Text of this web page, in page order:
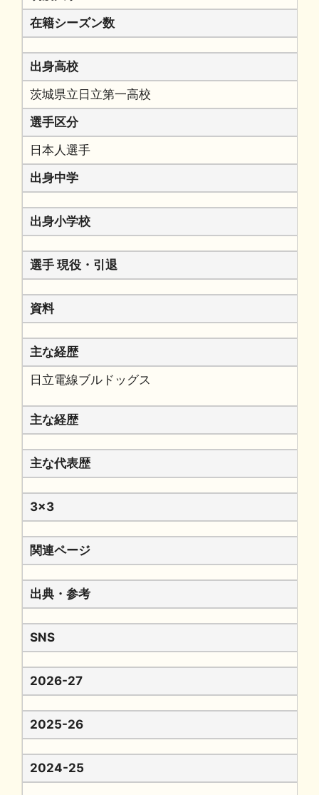
在籍シーズン数
出身高校
茨城県立日立第一高校
選手区分
日本人選手
出身中学
出身小学校
選手 現役・引退
資料
主な経歴
日立電線ブルドッグス
主な経歴
主な代表歴
3x3
関連ページ
出典・参考
SNS
2026-27
2025-26
2024-25